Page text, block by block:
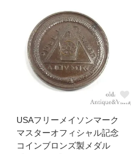
USAフリーメイソンマーク
マスターオフィシャル記念
コインブロンズ製メダル